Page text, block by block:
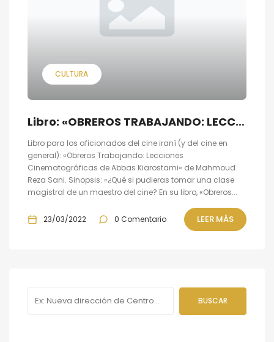
CULTURA
Libro: «OBREROS TRABAJANDO: LECCIONES CINEMATOGRÁFICAS DE ABBAS KIAROSTAMI»
Libro para los aficionados del cine iraní (y del cine en
general): «Obreros Trabajando: Lecciones
Cinematográficas de Abbas Kiarostami» de Mahmoud
Reza Sani. Sinopsis: «¿Qué si pudieras tomar una clase
magis­tral de un mae­stro del cine? En su libro, «Obreros...
23/03/2022 0 Comentario LEER MÁS